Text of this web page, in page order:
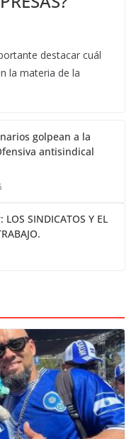
destacar cuál
la materia de la
golpean a la
antisindical
SINDICATOS Y EL